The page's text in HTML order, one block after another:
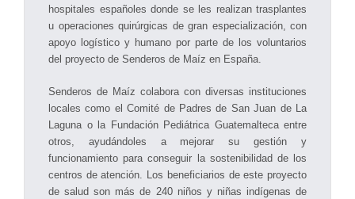
hospitales españoles donde se les realizan trasplantes
u operaciones quirúrgicas de gran especialización, con
apoyo logístico y humano por parte de los voluntarios
del proyecto de Senderos de Maíz en España.
Senderos de Maíz colabora con diversas instituciones
locales como el Comité de Padres de San Juan de La
Laguna o la Fundación Pediátrica Guatemalteca entre
otros, ayudándoles a mejorar su gestión y
funcionamiento para conseguir la sostenibilidad de los
centros de atención. Los beneficiarios de este proyecto
de salud son más de 240 niños y niñas indígenas de